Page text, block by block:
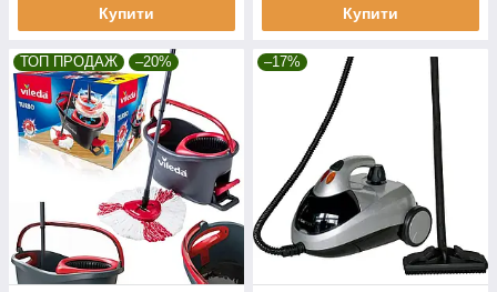
Купити Купити
ТОП ПРОДАЖ –20% –17%